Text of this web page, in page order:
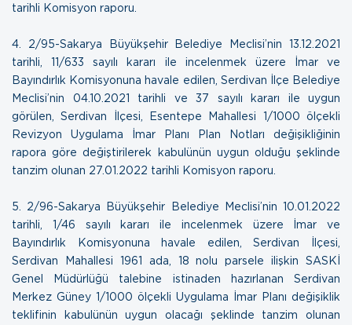
tarihli Komisyon raporu
4.
2/95-Sakarya Büyükşehir Belediye Meclisi’nin 13.12.2021
tarihli, 11/633 sayılı kararı ile incelenmek üzere İmar ve
Bayındırlık Komisyonuna havale edilen, Serdivan İlçe Belediye
Meclisi’nin 04.10.2021 tarihli ve 37 sayılı kararı ile uygun
görülen, Serdivan İlçesi, Esentepe Mahallesi 1/1000 ölçekli
Revizyon Uygulama İmar Planı Plan Notları değişikliğinin
rapora göre değiştirilerek kabulünün uygun olduğu şeklinde
tanzim olunan 27.01.2022 tarihli Komisyon raporu
5.
2/96-Sakarya Büyükşehir Belediye Meclisi’nin 10.01.2022
tarihli, 1/46 sayılı kararı ile incelenmek üzere İmar ve
Bayındırlık Komisyonuna havale edilen, Serdivan İlçesi,
Serdivan Mahallesi 1961 ada, 18 nolu parsele ilişkin SASKİ
Genel Müdürlüğü talebine istinaden hazırlanan Serdivan
Merkez Güney 1/1000 ölçekli Uygulama İmar Planı değişiklik
teklifinin kabulünün uygun olacağı şeklinde tanzim olunan